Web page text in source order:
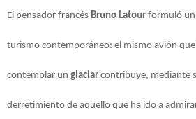
El pensador francés Bruno Latour formuló
turismo contemporáneo: el mismo avión que
contemplar un glaciar contribuye, mediante
derretimiento de aquello que ha ido a